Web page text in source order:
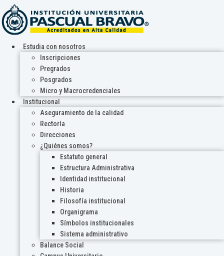
Estudia con nosotros
Inscripciones
Pregrados
Posgrados
Micro y Macrocredenciales
Institucional
Aseguramiento de la calidad
Rectoría
Direcciones
¿Quiénes somos?
Estatuto general
Estructura Administrativa
Identidad institucional
Historia
Filosofía institucional
Organigrama
Símbolos institucionales
Sistema administrativo
Balance Social